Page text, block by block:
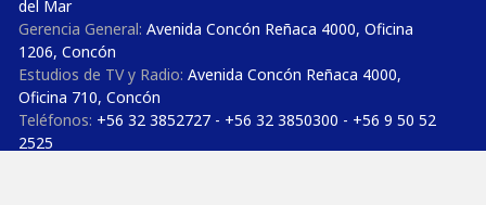
del Mar
Gerencia General: Avenida Concón Reñaca 4000, Oficina
1206, Concón
Estudios de TV y Radio: Avenida Concón Reñaca 4000,
Oficina 710, Concón
Teléfonos: +56 32 3852727 - +56 32 3850300 - +56 9 50 52
2525